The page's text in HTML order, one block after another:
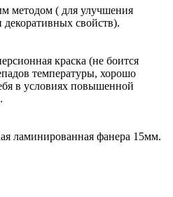
методом ( для улучшения
свойств).
краска (не боится
температуры, хорошо
в условиях повышенной
ламинированная фанера 15мм.